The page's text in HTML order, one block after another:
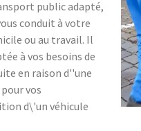
public adapté,
conduit à votre
ou au travail. Il
à vos besoins de
en raison d''une
vos
d\'un véhicule